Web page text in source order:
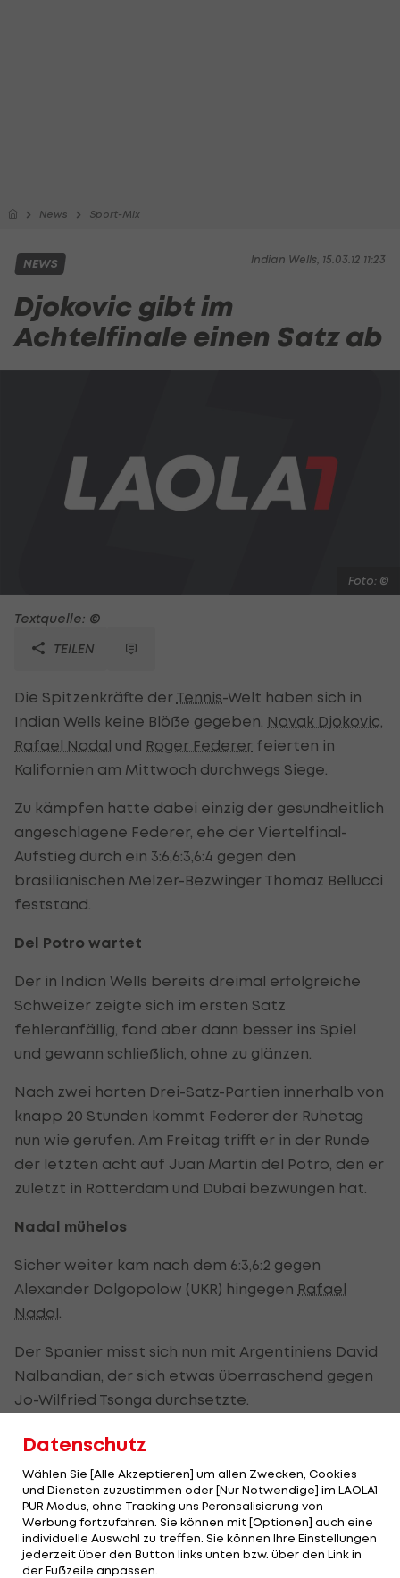
News Sport-Mix
Indian Wells, 15.03.12 11:23
NEWS
Djokovic gibt im
Achtelfinale einen Satz ab
Foto: ©
Textquelle: ©
TEILEN
Die Spitzenkräfte der Tennis-Welt haben sich in
Indian Wells keine Blöße gegeben. Novak Djokovic
Rafael Nadal und Roger Federer feierten in
Kalifornien am Mittwoch durchwegs Siege.
Zu kämpfen hatte dabei einzig der gesundheitlich
angeschlagene Federer, ehe der Viertelfinal-
Aufstieg durch ein 3:6,6:3,6:4 gegen den
brasilianischen Melzer-Bezwinger Thomaz Bellucci
feststand.
Del Potro wartet
Der in Indian Wells bereits dreimal erfolgreiche
Schweizer zeigte sich im ersten Satz
fehleranfällig, fand aber dann besser ins Spiel
und gewann schließlich, ohne zu glänzen.
Nach zwei harten Drei-Satz-Partien innerhalb von
knapp 20 Stunden kommt Federer der Ruhetag
nun wie gerufen. Am Freitag trifft er in der Runde
der letzten acht auf Juan Martin del Potro, den er
zuletzt in Rotterdam und Dubai bezwungen hat.
Nadal mühelos
Sicher weiter kam nach dem 6:3,6:2 gegen
Alexander Dolgopolow (UKR) hingegen Rafael
Nadal
Der Spanier misst sich nun mit Argentiniens David
Nalbandian, der sich etwas überraschend gegen
Jo-Wilfried Tsonga durchsetzte.
"Werde besser"
Zumindest einen Satz lang ließ Titelverteidiger
Novak Djokovicim Achtelfinale desATP-1000-
Turniers von Indian Wells leichte Schwächen
erkennen.
Datenschutz
Wählen Sie [Alle Akzeptieren] um allen Zwecken, Cookies
und Diensten zuzustimmen oder [Nur Notwendige] im LAOLA1
PUR Modus, ohne Tracking uns Peronsalisierung von
Werbung fortzufahren. Sie können mit [Optionen] auch eine
individuelle Auswahl zu treffen. Sie können Ihre Einstellungen
jederzeit über den Button links unten bzw. über den Link in
der Fußzeile anpassen.